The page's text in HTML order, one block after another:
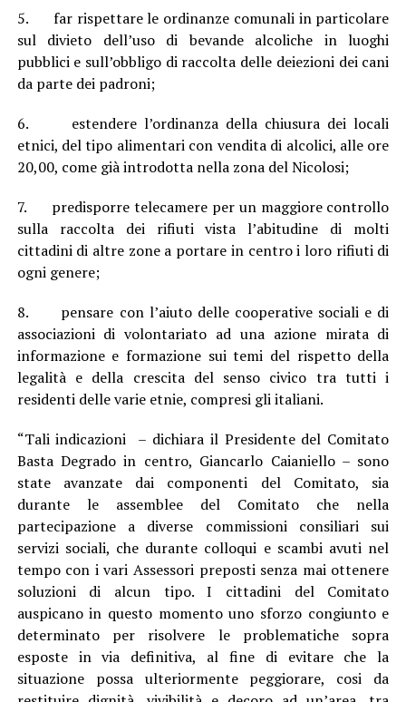
5. far rispettare le ordinanze comunali in particolare
sul divieto dell’uso di bevande alcoliche in luoghi
pubblici e sull’obbligo di raccolta delle deiezioni dei cani
da parte dei padroni;
6. estendere l’ordinanza della chiusura dei locali
etnici, del tipo alimentari con vendita di alcolici, alle ore
20,00, come già introdotta nella zona del Nicolosi;
7. predisporre telecamere per un maggiore controllo
sulla raccolta dei rifiuti vista l’abitudine di molti
cittadini di altre zone a portare in centro i loro rifiuti di
ogni genere;
8. pensare con l’aiuto delle cooperative sociali e di
associazioni di volontariato ad una azione mirata di
informazione e formazione sui temi del rispetto della
legalità e della crescita del senso civico tra tutti i
residenti delle varie etnie, compresi gli italiani.
“Tali indicazioni – dichiara il Presidente del Comitato
Basta Degrado in centro, Giancarlo Caianiello – sono
state avanzate dai componenti del Comitato, sia
durante le assemblee del Comitato che nella
partecipazione a diverse commissioni consiliari sui
servizi sociali, che durante colloqui e scambi avuti nel
tempo con i vari Assessori preposti senza mai ottenere
soluzioni di alcun tipo. I cittadini del Comitato
auspicano in questo momento uno sforzo congiunto e
determinato per risolvere le problematiche sopra
esposte in via definitiva, al fine di evitare che la
situazione possa ulteriormente peggiorare, cosi da